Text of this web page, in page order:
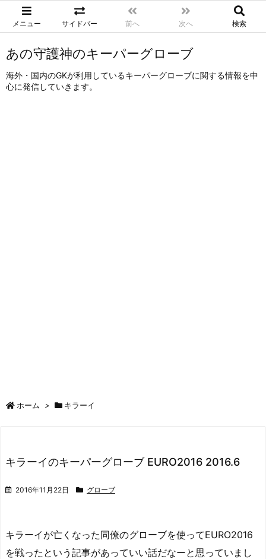
メニュー サイドバー 前へ 次へ 検索
あの守護神のキーパーグローブ
海外・国内のGKが利用しているキーパーグローブに関する情報を中
心に発信していきます。
ホーム > キラーイ
キラーイのキーパーグローブ EURO2016 2016.6
2016年11月22日 グローブ
キラーイが亡くなった同僚のグローブを使ってEURO2016
を戦ったという記事があっていい話だなーと思っていまし